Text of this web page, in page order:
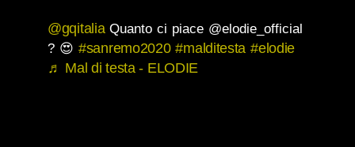
@gqitalia Quanto ci piace @elodie_official
? 😍 #sanremo2020 #malditesta #elodie
♬ Mal di testa - ELODIE